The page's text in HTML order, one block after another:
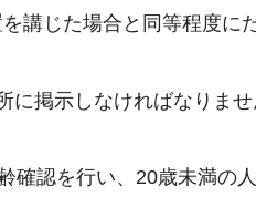
講じた場合と同等程度
掲示しなければなりま
認を行い、20歳未満の